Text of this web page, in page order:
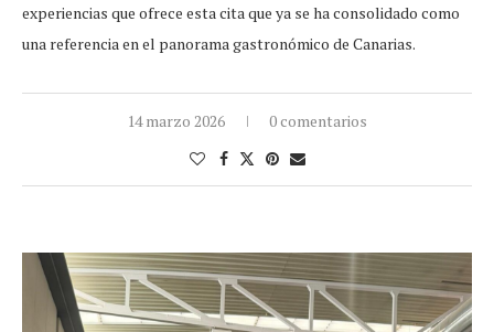
experiencias que ofrece esta cita que ya se ha consolidado como
una referencia en el panorama gastronómico de Canarias.
14 marzo 2026 0 comentarios